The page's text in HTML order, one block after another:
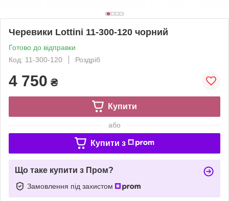
Черевики Lottini 11-300-120 чорний
Готово до відправки
Код: 11-300-120
Роздріб
4 750 ₴
Купити
або
Купити з
Що таке купити з Пром?
Замовлення під захистом